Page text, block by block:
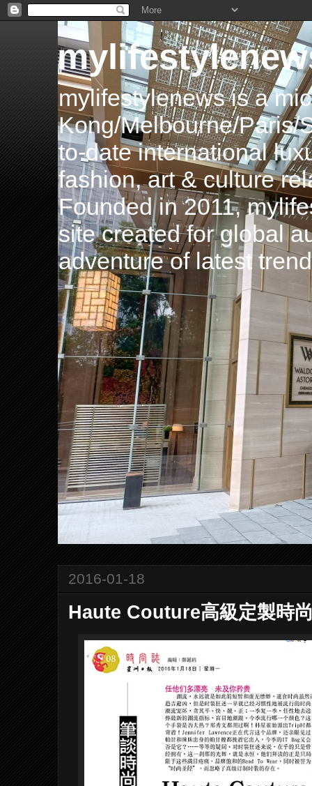
mylifestylenews is a
Kong/Melbourne/Paris/
to-date international
fashion, art & culture
Founded in 2011,
site created for global
adventure of latest
2016-01-18
Haute Couture高級定製時